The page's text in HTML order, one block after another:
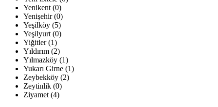
Yenikent (0)
Yenişehir (0)
Yeşilköy (5)
Yeşilyurt (0)
Yiğitler (1)
Yıldırım (2)
Yılmazköy (1)
Yukarı Girne (1)
Zeybekköy (2)
Zeytinlik (0)
Ziyamet (4)